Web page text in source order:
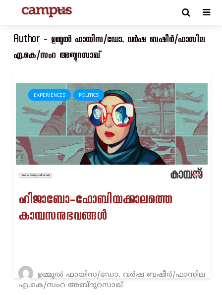
Author - ഉമ്മുൽ ഫായിസ/ഡോ. വർഷ ബഷീർ/ഫാസില
എ.കെ/സംറ അബ്ദുറസാഖ്
EXPERIENCES POLITICS
ഹിജാബോ-ഫോബിയക്കാലത്തെ
കാമ്പസനുഭവങ്ങൾ
ഉമ്മുൽ ഫായിസ/ഡോ. വർഷ ബഷീർ/ഫാസില
എ.കെ/സംറ അബ്ദുറസാഖ്